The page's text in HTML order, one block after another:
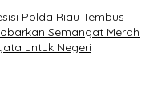
Polda Riau Tembus
Semangat Merah
untuk Negeri